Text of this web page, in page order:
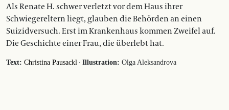
Als Renate H. schwer verletzt vor dem Haus ihrer
Schwiegereltern liegt, glauben die Behörden an einen
Suizidversuch. Erst im Krankenhaus kommen Zweifel auf.
Die Geschichte einer Frau, die überlebt hat.
Text: Christina Pausackl · Illustration: Olga Aleksandrova